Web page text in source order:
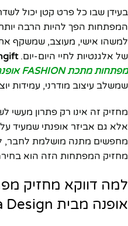
בעידן שבו כל פרט קטן יכול
המפתחות הפך להיות הרבה
למשהו אישי, מעוצב, שמשקף את
של אלגנטיות לחיי היום-יום.
מפתחות מתכת FASHION אופנה מבית CLICA DESIGN
שמשלב עיצוב מודרני, עמידות
מחזיק זה אינו רק פתרון
אלא גם אביזר אופנתי שמעיד
מחפשים מתנה מושלמת לחבר,
מחזיק המפתחות הזה הוא
אופנה מבית Clica Design?